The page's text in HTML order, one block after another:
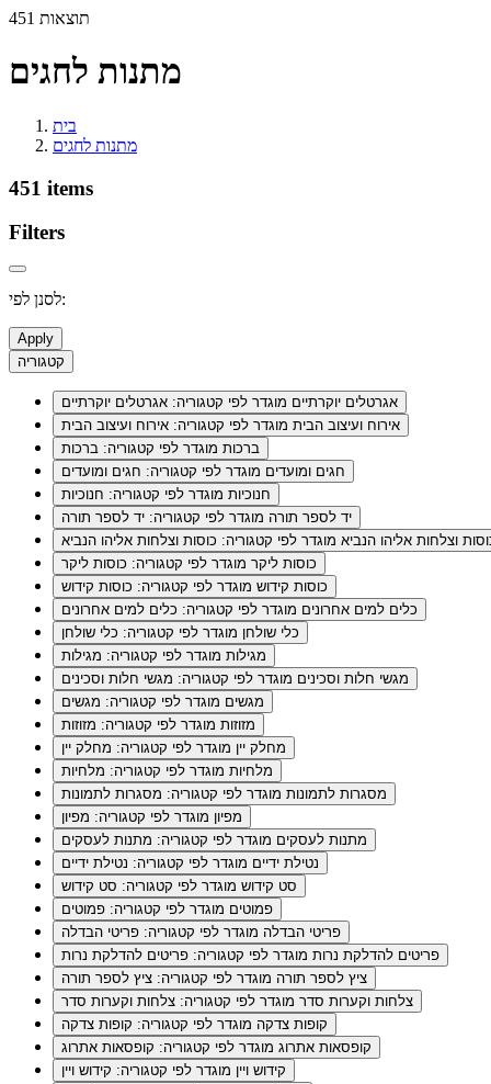
451 תוצאות
מתנות לחגים
בית
מתנות לחגים
451 items
Filters
לסנן לפי:
Apply
קטגוריה
אגרטלים יוקרתיים מוגדר לפי קטגוריה: אגרטלים יוקרתיים
אירוח ועיצוב הבית מוגדר לפי קטגוריה: אירוח ועיצוב הבית
ברכות מוגדר לפי קטגוריה: ברכות
חגים ומועדים מוגדר לפי קטגוריה: חגים ומועדים
חנוכיות מוגדר לפי קטגוריה: חנוכיות
יד לספר תורה מוגדר לפי קטגוריה: יד לספר תורה
וצלחות אליהו הנביא מוגדר לפי קטגוריה: כוסות וצלחות אליהו הנביא
כוסות ליקר מוגדר לפי קטגוריה: כוסות ליקר
כוסות קידוש מוגדר לפי קטגוריה: כוסות קידוש
כלים למים אחרונים מוגדר לפי קטגוריה: כלים למים אחרונים
כלי שולחן מוגדר לפי קטגוריה: כלי שולחן
מגילות מוגדר לפי קטגוריה: מגילות
מגשי חלות וסכינים מוגדר לפי קטגוריה: מגשי חלות וסכינים
מגשים מוגדר לפי קטגוריה: מגשים
מזוזות מוגדר לפי קטגוריה: מזוזות
מחלק יין מוגדר לפי קטגוריה: מחלק יין
מלחיות מוגדר לפי קטגוריה: מלחיות
מסגרות לתמונות מוגדר לפי קטגוריה: מסגרות לתמונות
מפיון מוגדר לפי קטגוריה: מפיון
מתנות לעסקים מוגדר לפי קטגוריה: מתנות לעסקים
נטילת ידיים מוגדר לפי קטגוריה: נטילת ידיים
סט קידוש מוגדר לפי קטגוריה: סט קידוש
פמוטים מוגדר לפי קטגוריה: פמוטים
פריטי הבדלה מוגדר לפי קטגוריה: פריטי הבדלה
פריטים להדלקת נרות מוגדר לפי קטגוריה: פריטים להדלקת נרות
ציץ לספר תורה מוגדר לפי קטגוריה: ציץ לספר תורה
צלחות וקערות סדר מוגדר לפי קטגוריה: צלחות וקערות סדר
קופות צדקה מוגדר לפי קטגוריה: קופות צדקה
קופסאות אתרוג מוגדר לפי קטגוריה: קופסאות אתרוג
קידוש ויין מוגדר לפי קטגוריה: קידוש ויין